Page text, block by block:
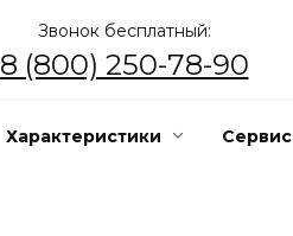
Звонок бесплатный:
8 (800) 250-78-90
Характеристики Сервис